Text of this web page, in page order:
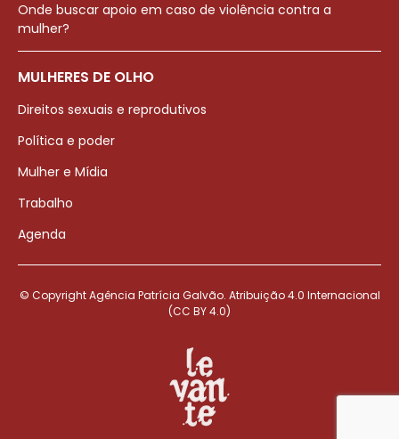
Onde buscar apoio em caso de violência contra a
mulher?
MULHERES DE OLHO
Direitos sexuais e reprodutivos
Política e poder
Mulher e Mídia
Trabalho
Agenda
© Copyright Agência Patrícia Galvão. Atribuição 4.0 Internacional
(CC BY 4.0)